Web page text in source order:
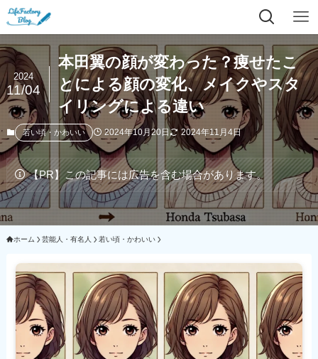
本田翼の顔が変わった？痩せたこ
とによる顔の変化、メイクやスタ
イリングによる違い
2024
11/04
若い頃・かわいい 2024年10月20日 2024年11月4日
【PR】この記事には広告を含む場合があります。
ホーム 芸能人・有名人 若い頃・かわいい